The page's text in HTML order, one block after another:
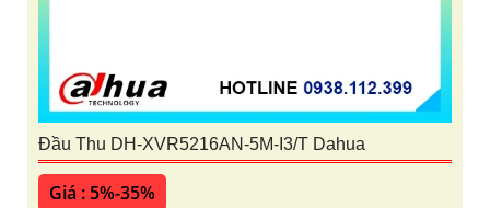
Đầu Thu DH-XVR5216AN-5M-I3/T Dahua
Giá : 5%-35%